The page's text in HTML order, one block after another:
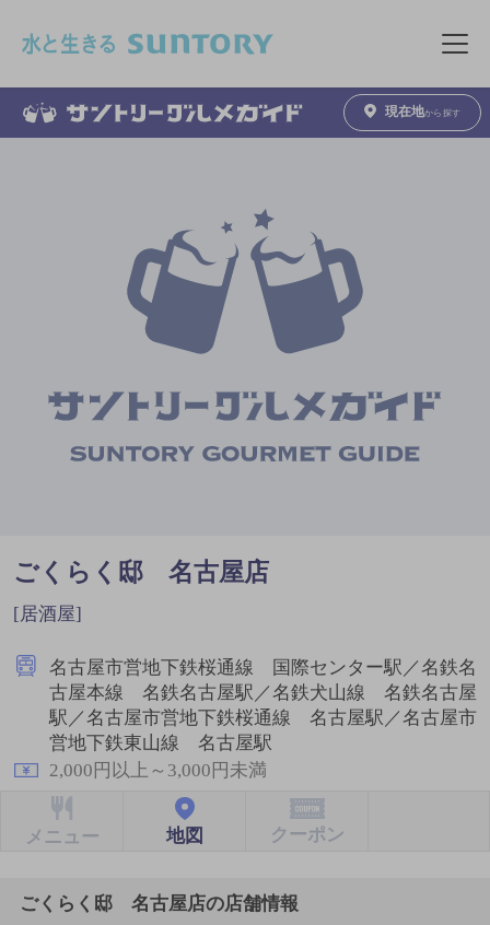
メニュ
現在地から探す
ごくらく邸 名古屋店
[居酒屋]
名古屋市営地下鉄桜通線 国際センター駅／名鉄名
古屋本線 名鉄名古屋駅／名鉄犬山線 名鉄名古屋
駅／名古屋市営地下鉄桜通線 名古屋駅／名古屋市
営地下鉄東山線 名古屋駅
2,000円以上～3,000円未満
メニュー 地図 クーポン
ごくらく邸 名古屋店の店舗情報